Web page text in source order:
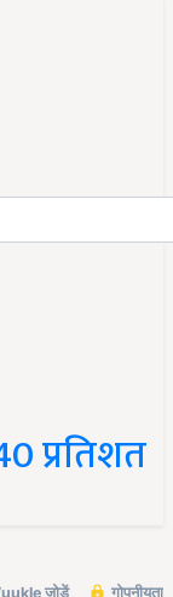
प्रतिशत